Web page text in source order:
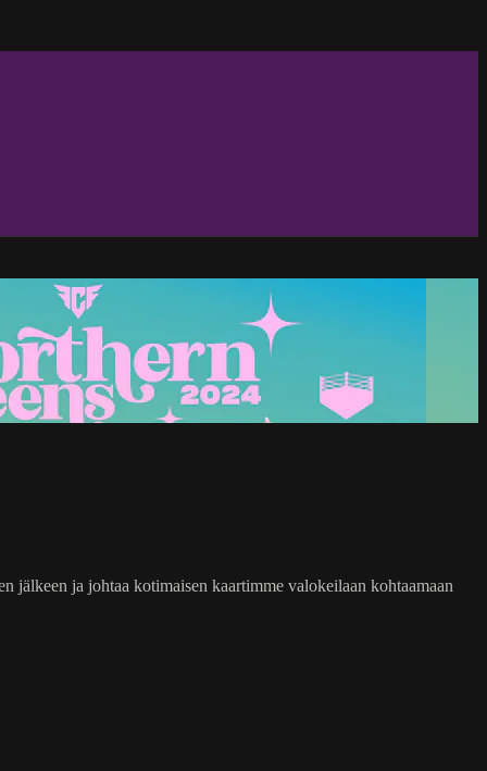
jälkeen ja johtaa kotimaisen kaartimme valokeilaan kohtaamaan